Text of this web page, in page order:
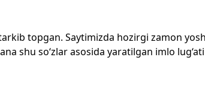
topgan. Saytimizda hozirgi zamon
shu so‘zlar asosida yaratilgan imlo